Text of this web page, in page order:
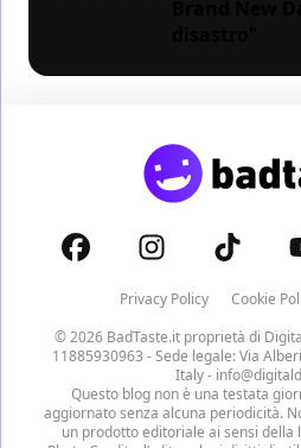
Privacy Policy Cookie
© 2026 BadTaste.it proprietà di
11885930963 - Sede legale: Via
Italy -
Questo blog non è una testata
aggiornato senza alcuna periodicità.
un prodotto editoriale ai sensi della